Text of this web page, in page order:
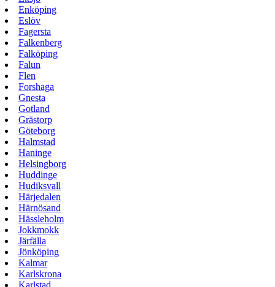
Enköping
Eslöv
Fagersta
Falkenberg
Falköping
Falun
Flen
Forshaga
Gnesta
Gotland
Grästorp
Göteborg
Halmstad
Haninge
Helsingborg
Huddinge
Hudiksvall
Härjedalen
Härnösand
Hässleholm
Jokkmokk
Järfälla
Jönköping
Kalmar
Karlskrona
Karlstad